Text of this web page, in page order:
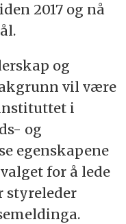
2017 og nå
og
vil være
i
og
egenskapene
for å lede
styreleder